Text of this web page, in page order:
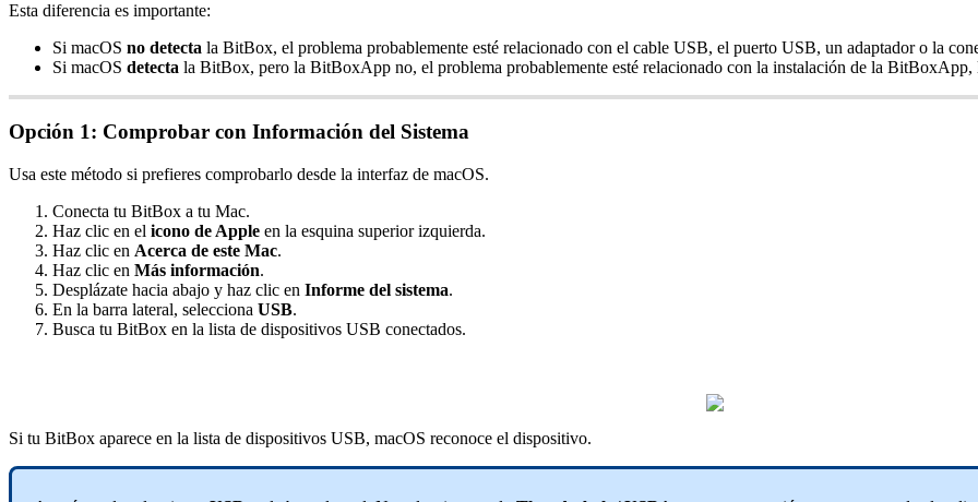
Esta diferencia es importante:
Si macOS no detecta la BitBox, el problema probablemente esté relacionado con el cable USB, el puerto USB, un adaptador o la
Si macOS detecta la BitBox, pero la BitBoxApp no, el problema probablemente esté relacionado con la instalación de la
Opción 1: Comprobar con Información del Sistema
Usa este método si prefieres comprobarlo desde la interfaz de macOS.
Conecta tu BitBox a tu Mac.
Haz clic en el icono de Apple en la esquina superior izquierda.
Haz clic en Acerca de este Mac.
Haz clic en Más información.
Desplázate hacia abajo y haz clic en Informe del sistema.
En la barra lateral, selecciona USB.
Busca tu BitBox en la lista de dispositivos USB conectados.
Si tu BitBox aparece en la lista de dispositivos USB, macOS reconoce el dispositivo.